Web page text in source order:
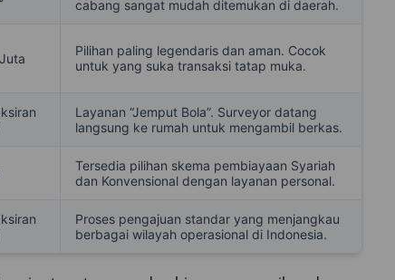
cabang sangat mudah ditemukan di daerah.
Pilihan paling legendaris dan aman. Cocok
untuk yang suka transaksi tatap muka.
Layanan “Jemput Bola”. Surveyor datang
langsung ke rumah untuk mengambil berkas.
Tersedia pilihan skema pembiayaan Syariah
dan Konvensional dengan layanan personal.
Proses pengajuan standar yang menjangkau
berbagai wilayah operasional di Indonesia.